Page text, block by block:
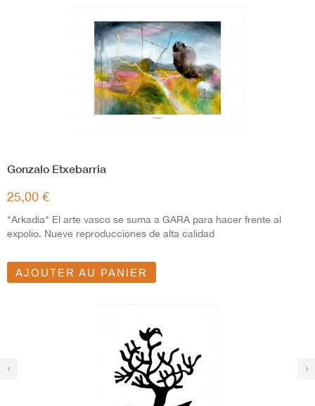
‹ ›
Gonzalo Etxebarria
25,00 €
"Arkadia" El arte vasco se suma a GARA para hacer frente al
expolio. Nueve reproducciones de alta calidad
AJOUTER AU PANIER